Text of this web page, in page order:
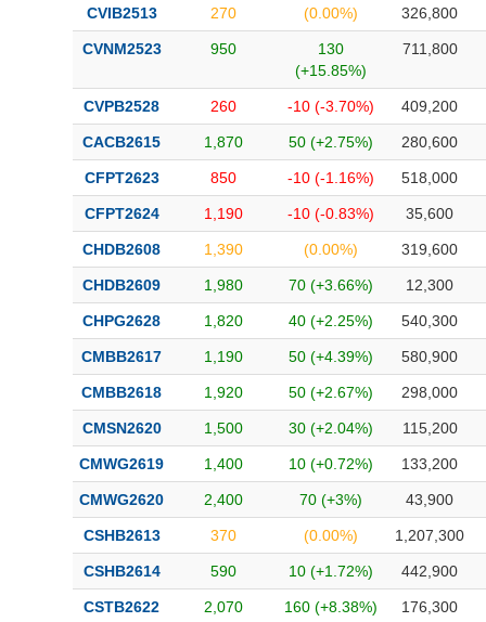
CVIB2513 270 (0.00%) 326,800
CVNM2523 950
130
(+15.85%)
711,800
CVPB2528 260 -10 (-3.70%) 409,200
CACB2615 1,870 50 (+2.75%) 280,600
CFPT2623 850 -10 (-1.16%) 518,000
CFPT2624 1,190 -10 (-0.83%) 35,600
CHDB2608 1,390 (0.00%) 319,600
CHDB2609 1,980 70 (+3.66%) 12,300
CHPG2628 1,820 40 (+2.25%) 540,300
CMBB2617 1,190 50 (+4.39%) 580,900
CMBB2618 1,920 50 (+2.67%) 298,000
CMSN2620 1,500 30 (+2.04%) 115,200
CMWG2619 1,400 10 (+0.72%) 133,200
CMWG2620 2,400 70 (+3%) 43,900
CSHB2613 370 (0.00%) 1,207,300
CSHB2614 590 10 (+1.72%) 442,900
CSTB2622 2,070 160 (+8.38%) 176,300